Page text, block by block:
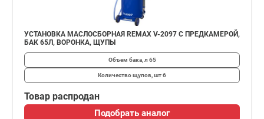
УСТАНОВКА МАСЛОСБОРНАЯ REMAX V-2097 С ПРЕДКАМЕРОЙ,
БАК 65Л, ВОРОНКА, ЩУПЫ
Объем бака, л 65
Количество щупов, шт6
Товар распродан
Подобрать аналог